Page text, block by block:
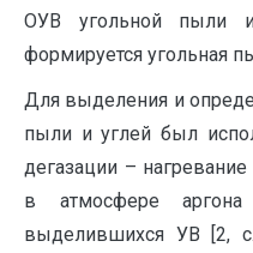
ОУВ угольной пыли
формируется угольная
Для выделения и
пыли и углей был
дегазации –
в атмосфере
выделившихся УВ [2,